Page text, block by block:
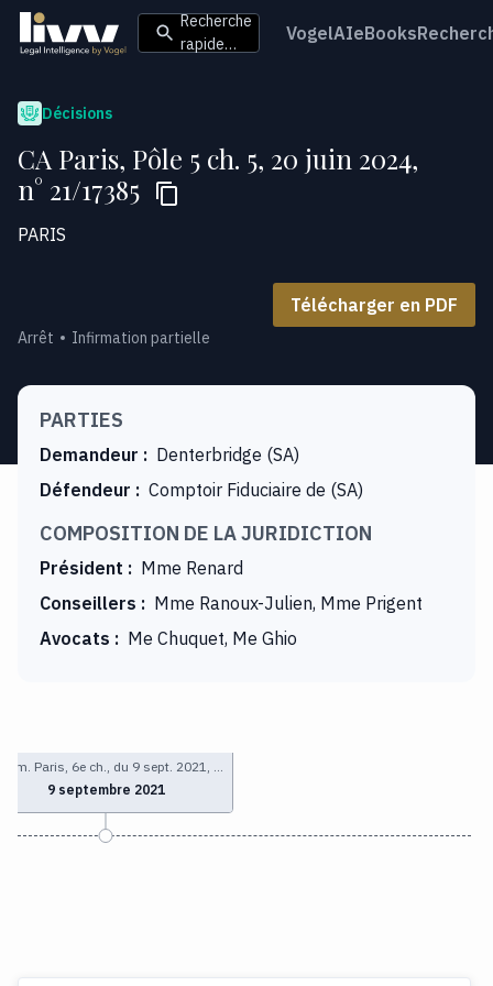
Recherche
rapide…
VogelAIeBooks
Décisions
CA Paris, Pôle 5 ch. 5, 20 juin 2024,
n° 21/17385
PARIS
Télécharger en PDF
Arrêt Infirmation partielle
PARTIES
Demandeur : Denterbridge (SA)
Défendeur : Comptoir Fiduciaire de (SA)
COMPOSITION DE LA JURIDICTION
Président : Mme Renard
Conseillers : Mme Ranoux-Julien, Mme Prigent
Avocats : Me Chuquet, Me Ghio
com. Paris, 6e ch., du 9 sept. 2021, …
9 septembre 2021